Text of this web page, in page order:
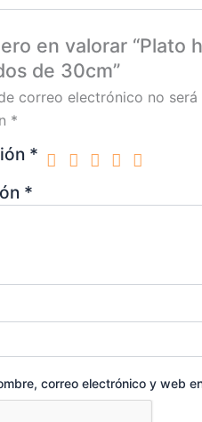
en valorar “Plato
de 30cm”
correo electrónico no será
*
*
*
correo electrónico y web